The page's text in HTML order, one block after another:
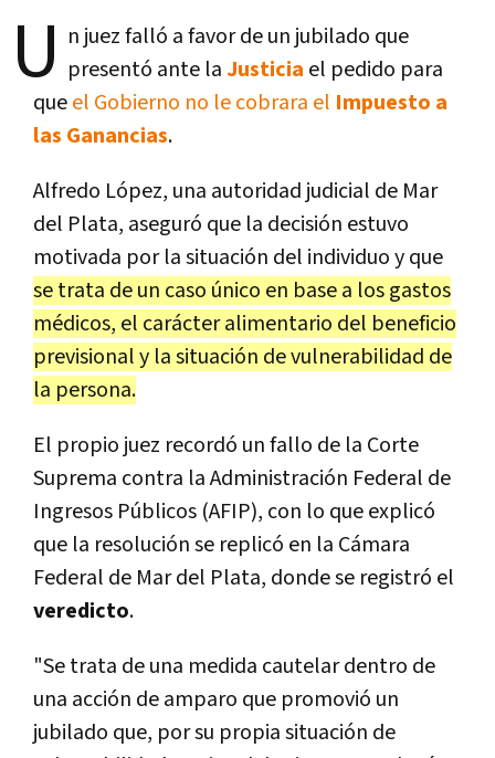
U n juez falló a favor de un jubilado que
presentó ante laJusticia el pedido para
queel Gobierno no le cobrara el Impuesto a
las Ganancias.
Alfredo López, una autoridad judicial de Mar
del Plata, aseguró que la decisión estuvo
motivada por la situación del individuo y que
se trata de un caso único en base a los gastos
médicos, el carácter alimentario del beneficio
previsional y la situación de vulnerabilidad de
la persona.
El propio juez recordó un fallo de la Corte
Suprema contra la Administración Federal de
Ingresos Públicos (AFIP), con lo que explicó
que la resolución se replicó en la Cámara
Federal de Mar del Plata, donde se registró el
veredicto.
"Se trata de una medida cautelar dentro de
una acción de amparo que promovió un
jubilado que, por su propia situación de